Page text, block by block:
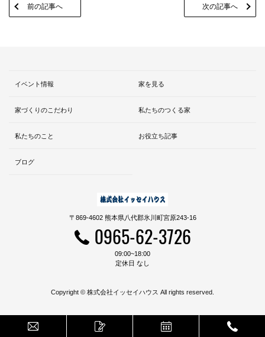
前の記事へ 次の記事へ
イベント情報 家を見る
家づくりのこだわり 私たちのつくる家
私たちのこと お役立ち記事
ブログ
〒869-4602 熊本県八代郡氷川町宮原243-16
0965-62-3726
09:00~18:00
定休日 なし
Copyright © 株式会社イッセイハウス All rights reserved.